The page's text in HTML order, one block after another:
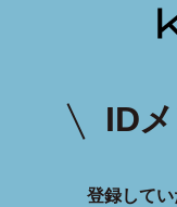
ID
登録してい